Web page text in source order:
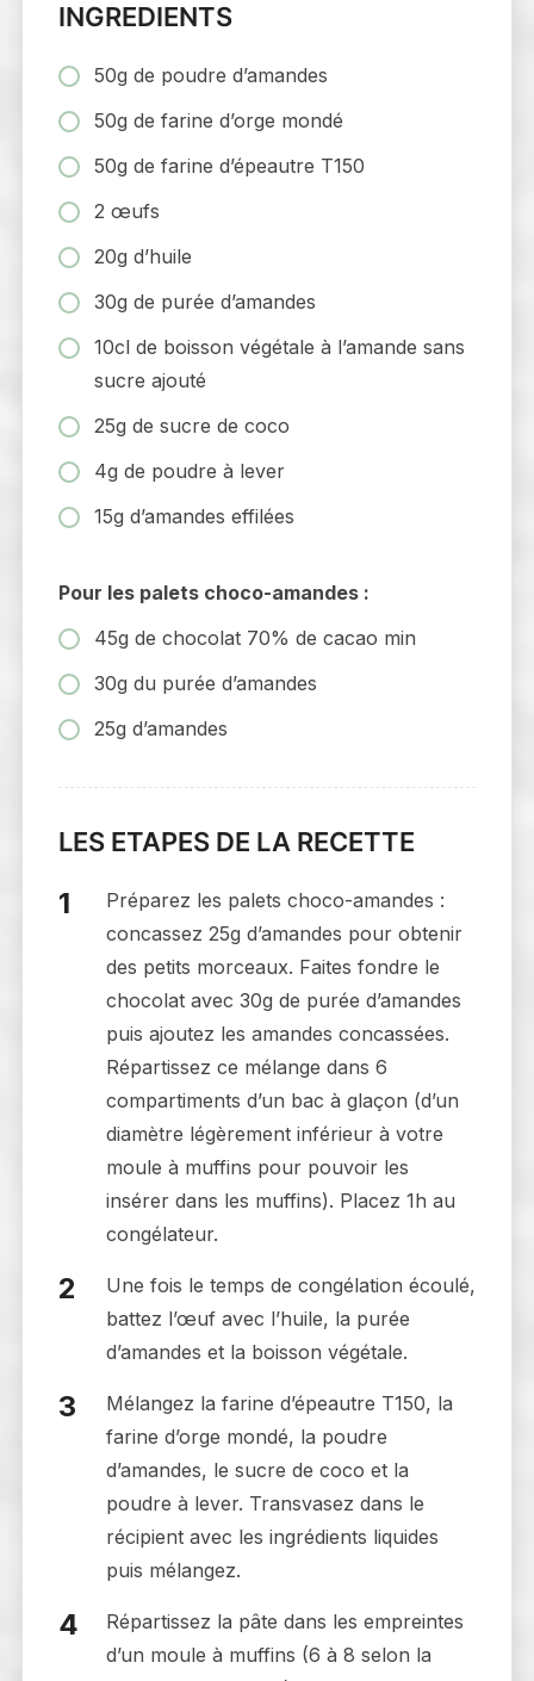
INGREDIENTS
50g de poudre d’amandes
50g de farine d’orge mondé
50g de farine d’épeautre T150
2 œufs
20g d’huile
30g de purée d’amandes
10cl de boisson végétale à l’amande sans
sucre ajouté
25g de sucre de coco
4g de poudre à lever
15g d’amandes effilées
Pour les palets choco-amandes :
45g de chocolat 70% de cacao min
30g du purée d’amandes
25g d’amandes
LES ETAPES DE LA RECETTE
Préparez les palets choco-amandes :
concassez 25g d’amandes pour obtenir
des petits morceaux. Faites fondre le
chocolat avec 30g de purée d’amandes
puis ajoutez les amandes concassées.
Répartissez ce mélange dans 6
compartiments d’un bac à glaçon (d’un
diamètre légèrement inférieur à votre
moule à muffins pour pouvoir les
insérer dans les muffins). Placez 1h au
congélateur.
Une fois le temps de congélation écoulé,
battez l’œuf avec l’huile, la purée
d’amandes et la boisson végétale.
Mélangez la farine d’épeautre T150, la
farine d’orge mondé, la poudre
d’amandes, le sucre de coco et la
poudre à lever. Transvasez dans le
récipient avec les ingrédients liquides
puis mélangez.
Répartissez la pâte dans les empreintes
d’un moule à muffins (6 à 8 selon la